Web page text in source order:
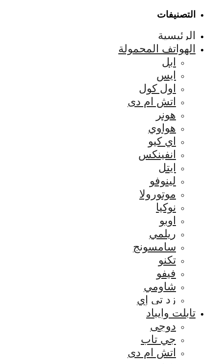
التصنيفات
الرئيسية
الهواتف المحمولة
ابل
ايس
اول كول
اتش ام دى
هونر
هواوي
اي كيو
انفينكس
ايتل
لينوفو
موتورولا
نوكيا
اوبو
ريلمي
سامسونج
تكنو
فيفو
شاومي
زد تي إي
تابلت وايباد
دوجى
جي تاب
اتش ام دى